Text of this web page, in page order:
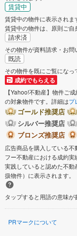
南区
神奈川県のそのほ
横須賀市
鎌倉市
小田原市
三浦市
厚木市
伊勢原市
座間市
賃貸中
賃貸中の物件に表示されま
賃貸中の物件は、原則ご自
請求済
その物件が資料請求・お問
既読
その物件を既にご覧になっ
成約でもらえる
【Yahoo!不動産】物件ご
の対象物件です。詳細はプ
ゴールド推奨店
シルバー推奨店
ブロンズ推奨店
広告商品を購入している
フー不動産における成約
実践していると認めた不
扱物件）に表示されます。
タップすると用語の意味が
PRマークについて